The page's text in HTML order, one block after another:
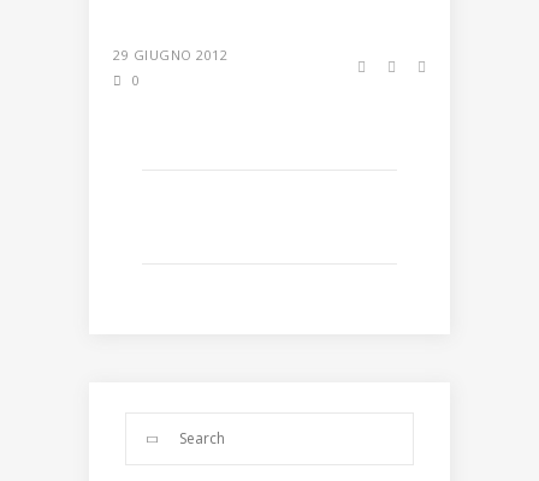
29 GIUGNO 2012
0